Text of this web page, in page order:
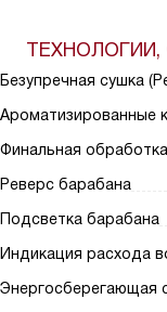
ТЕХНОЛОГИИ,
Безупречная сушка
Ароматизированные
Финальная
Реверс барабана
Подсветка барабана
Индикация расхода
Энергосберегающая